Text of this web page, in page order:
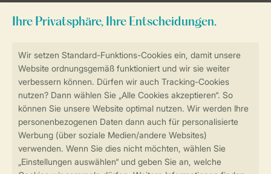
Sicher und schnell zur Online-Buchung
Sichere Datenübertragung
Sicheres Bezahlen